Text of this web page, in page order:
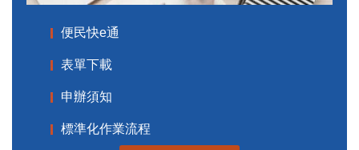
便民快e通
表單下載
申辦須知
標準化作業流程